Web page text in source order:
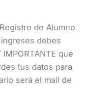
de Alumno
debes
que
tus datos para
será el mail de